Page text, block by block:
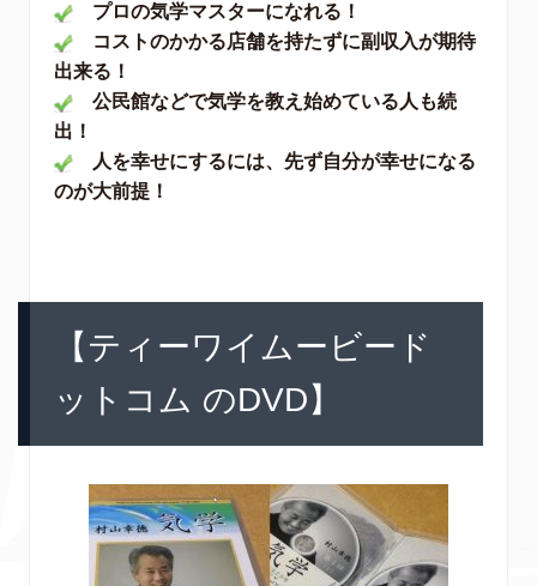
プロの気学マスターになれる！
コストのかかる店舗を持たずに副収入が期待
出来る！
公民館などで気学を教え始めている人も続
出！
人を幸せにするには、先ず自分が幸せになる
のが大前提！
【ティーワイムービード
ットコム のDVD】